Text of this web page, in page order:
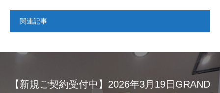
関連記事
【新規ご契約受付中】2026年3月19日GRAND